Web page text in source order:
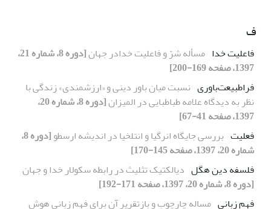
ف
فاعلیت خدا مسأله شرّ و فاعلیت خدادر جهان
[دوره 8، شماره 21،
1397، صفحه 169-200]
فراطبیعت‌باوری نسبت میان باور دینی و «ارزشمندی» زندگی با
نظر به دیدگاه علامه طباطبایی در المیزان
[دوره 8، شماره 20،
1397، صفحه 41-67]
فعلیت بررسی جایگاه انرگیا و انتلخیا در اندیشه ارسطو
[دوره 8،
شماره 20، 1397، صفحه 145-170]
فلسفه دین هگل دیالکتیک تثلیث در رابطه سکولار خدا و جهان
[دوره 8، شماره 20، 1397، صفحه 171-192]
فهم زبانی مساله چارچوب و بازتقریر آن برای فهم زبانی هوش